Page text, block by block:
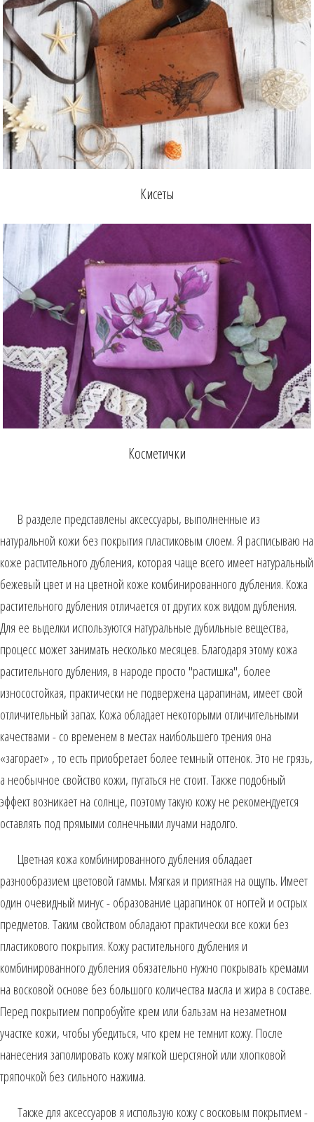
Кисеты
Косметички
В разделе представлены аксессуары, выполненные из
натуральной кожи без покрытия пластиковым слоем. Я расписываю на
коже растительного дубления, которая чаще всего имеет натуральный
бежевый цвет и на цветной коже комбинированного дубления. Кожа
растительного дубления отличается от других кож видом дубления.
Для ее выделки используются натуральные дубильные вещества,
процесс может занимать несколько месяцев. Благодаря этому кожа
растительного дубления, в народе просто "растишка", более
износостойкая, практически не подвержена царапинам, имеет свой
отличительный запах. Кожа обладает некоторыми отличительными
качествами - со временем в местах наибольшего трения она
«загорает» , то есть приобретает более темный оттенок. Это не грязь,
а необычное свойство кожи, пугаться не стоит. Также подобный
эффект возникает на солнце, поэтому такую кожу не рекомендуется
оставлять под прямыми солнечными лучами надолго.
Цветная кожа комбинированного дубления обладает
разнообразием цветовой гаммы. Мягкая и приятная на ощупь. Имеет
один очевидный минус - образование царапинок от ногтей и острых
предметов. Таким свойством обладают практически все кожи без
пластикового покрытия. Кожу растительного дубления и
комбинированного дубления обязательно нужно покрывать кремами
на восковой основе без большого количества масла и жира в составе.
Перед покрытием попробуйте крем или бальзам на незаметном
участке кожи, чтобы убедиться, что крем не темнит кожу. После
нанесения заполировать кожу мягкой шерстяной или хлопковой
тряпочкой без сильного нажима.
Также для аксессуаров я использую кожу с восковым покрытием -